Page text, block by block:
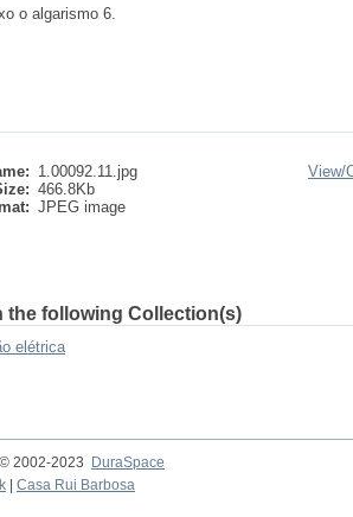
o algarismo 6.
1.00092.11.jpg
466.8Kb
JPEG image
View/
the following Collection(s)
elétrica
2002-2023
DuraSpace
Casa Rui Barbosa